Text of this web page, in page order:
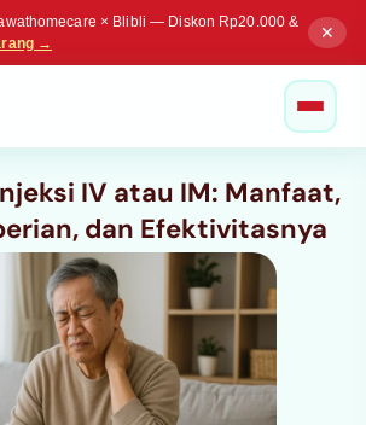
× Blibli — Diskon Rp20.000 &
→
✕
IV atau IM: Manfaat,
dan Efektivitasnya